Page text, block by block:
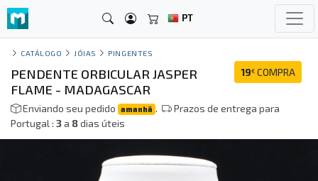
PT
CATÁLOGO JÓIAS PINGENTES
19€ COMPRA
PENDENTE ORBICULAR JASPER
FLAME - MADAGASCAR
Enviando seu pedido amanhã .
Prazos de entrega para
Portugal : 3a 8dias úteis